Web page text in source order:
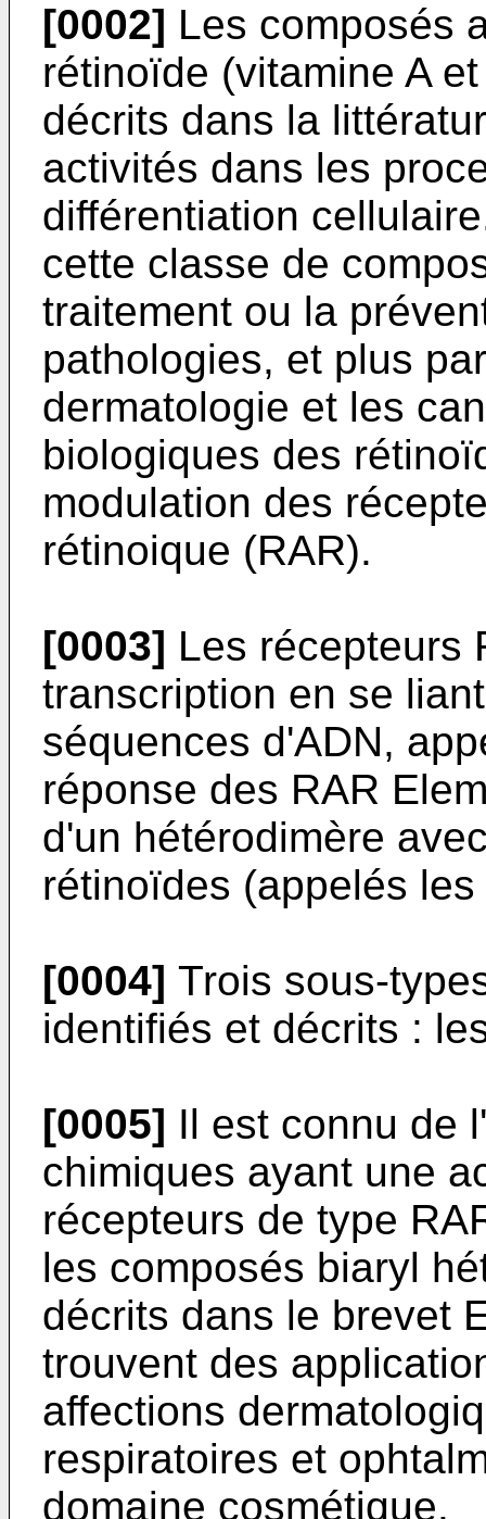
[0002] Les composés
rétinoïde (vitamine A
décrits dans la
activités dans les
différentiation
cette classe de
traitement ou la
pathologies, et plus
dermatologie et les
biologiques des
modulation des
rétinoique (RAR).
[0003] Les récepteurs
transcription en se
séquences d'ADN,
réponse des RAR
d'un hétérodimère
rétinoïdes (appelés les
[0004] Trois sous-
identifiés et décrits :
[0005] Il est connu de
chimiques ayant une
récepteurs de type
les composés biaryl
décrits dans le brevet
trouvent des
affections
respiratoires et
domaine cosmétique.